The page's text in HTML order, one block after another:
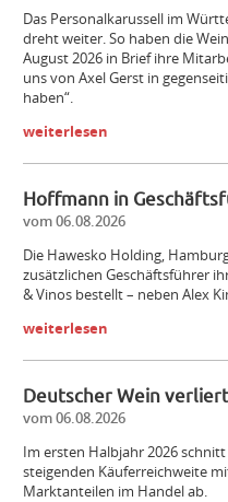
Das Personalkarussell im
dreht weiter. So haben die
August 2026 in Brief ihre
uns von Axel Gerst in
haben“.
weiterlesen
Hoffmann in
vom 06.08.2026
Die Hawesko Holding,
zusätzlichen Geschäftsführer
& Vinos bestellt – neben Alex
weiterlesen
Deutscher Wein
vom 06.08.2026
Im ersten Halbjahr 2026
steigenden Käuferreichweite
Marktanteilen im Handel ab.